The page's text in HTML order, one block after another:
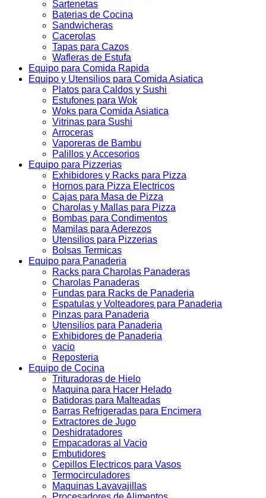
Sartenetas
Baterias de Cocina
Sandwicheras
Cacerolas
Tapas para Cazos
Wafleras de Estufa
Equipo para Comida Rapida
Equipo y Utensilios para Comida Asiatica
Platos para Caldos y Sushi
Estufones para Wok
Woks para Comida Asiatica
Vitrinas para Sushi
Arroceras
Vaporeras de Bambu
Palillos y Accesorios
Equipo para Pizzerias
Exhibidores y Racks para Pizza
Hornos para Pizza Electricos
Cajas para Masa de Pizza
Charolas y Mallas para Pizza
Bombas para Condimentos
Mamilas para Aderezos
Utensilios para Pizzerias
Bolsas Termicas
Equipo para Panaderia
Racks para Charolas Panaderas
Charolas Panaderas
Fundas para Racks de Panaderia
Espatulas y Volteadores para Panaderia
Pinzas para Panaderia
Utensilios para Panaderia
Exhibidores de Panaderia
vacio
Reposteria
Equipo de Cocina
Trituradoras de Hielo
Maquina para Hacer Helado
Batidoras para Malteadas
Barras Refrigeradas para Encimera
Extractores de Jugo
Deshidratadores
Empacadoras al Vacio
Embutidores
Cepillos Electricos para Vasos
Termocirculadores
Maquinas Lavavajillas